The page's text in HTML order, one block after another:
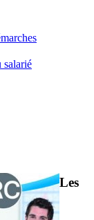
salarié
Les